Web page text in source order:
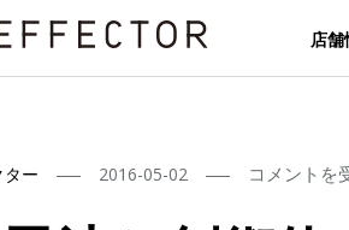
店
ター 2016-05-02
ま
コメントを